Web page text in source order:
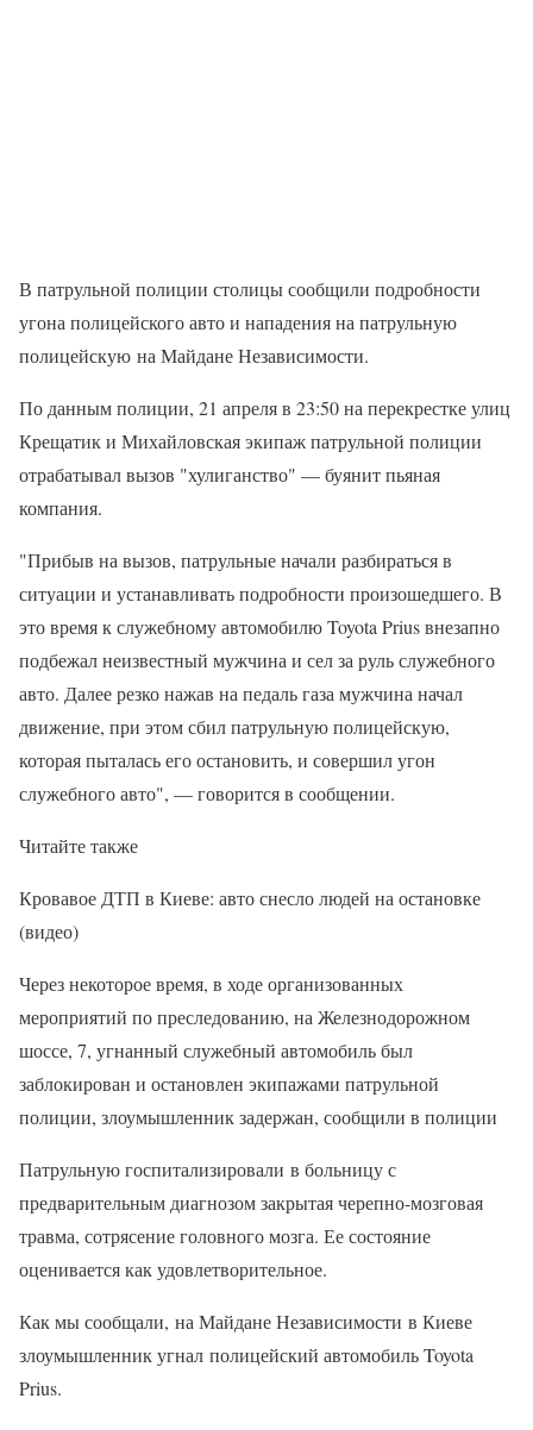
В патрульной полиции столицы сообщили подробности
угона полицейского авто и нападения на патрульную
полицейскую на Майдане Независимости.
По данным полиции, 21 апреля в 23:50 на перекрестке улиц
Крещатик и Михайловская экипаж патрульной полиции
отрабатывал вызов "хулиганство" — буянит пьяная
компания.
"Прибыв на вызов, патрульные начали разбираться в
ситуации и устанавливать подробности произошедшего. В
это время к служебному автомобилю Toyota Prius внезапно
подбежал неизвестный мужчина и сел за руль служебного
авто. Далее резко нажав на педаль газа мужчина начал
движение, при этом сбил патрульную полицейскую,
которая пыталась его остановить, и совершил угон
служебного авто", — говорится в сообщении.
Читайте также
Кровавое ДТП в Киеве: авто снесло людей на остановке
(видео)
Через некоторое время, в ходе организованных
мероприятий по преследованию, на Железнодорожном
шоссе, 7, угнанный служебный автомобиль был
заблокирован и остановлен экипажами патрульной
полиции, злоумышленник задержан, сообщили в полиции
Патрульную госпитализировали в больницу с
предварительным диагнозом закрытая черепно-мозговая
травма, сотрясение головного мозга. Ее состояние
оценивается как удовлетворительное.
Как мы сообщали, на Майдане Независимости в Киеве
злоумышленник угнал полицейский автомобиль Toyota
Prius.